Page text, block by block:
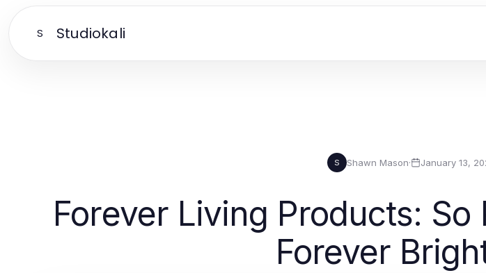
S Studiokali
S Shawn Mason· January 13,
Forever Living Products:
Forever